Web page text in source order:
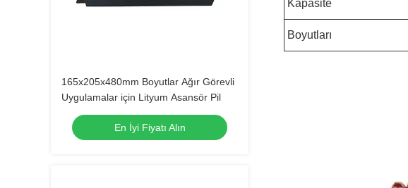
165x205x480mm Boyutlar Ağır Görevli
Uygulamalar için Lityum Asansör Pil
En İyi Fiyatı Alın
Kapasite
Boyutları